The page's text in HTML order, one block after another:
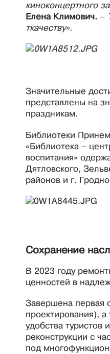
киноконцертного
Елена Климович. –
ткачеству».
Значительные
представлены на
праздникам.
Библиотеки
«Библиотека –
воспитания»
Дятловского,
районов и г.
Сохранение
В 2023 году
ценностей в
Завершена первая
проектирования),
удобства туристов
реконструкции с
под